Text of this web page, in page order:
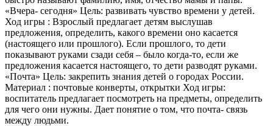
«Вчера- сегодня» Цель: развивать чувство времени у детей.
Ход игры : Взрослый предлагает детям выслушав
предложения, определить, какого времени оно касается
(настоящего или прошлого). Если прошлого, то дети
показывают руками сзади себя – было когда-то, если же
предложения касается настоящего, то дети разводят руками.
«Почта» Цель: закрепить знания детей о городах России.
Материал : почтовые конверты, открытки Ход игры:
воспитатель предлагает посмотреть на предметы, определить
для чего они нужны. Дает понятие о том, что почта- связь
между людьми.